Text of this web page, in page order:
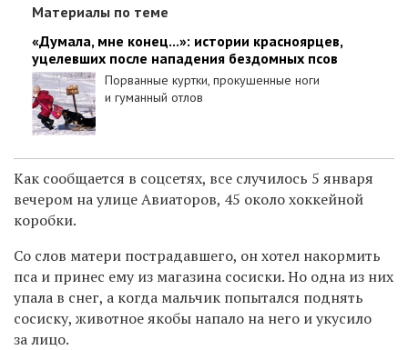
Материалы по теме
«Думала, мне конец...»: истории красноярцев,
уцелевших после нападения бездомных псов
Порванные куртки, прокушенные ноги
и гуманный отлов
Как сообщается в соцсетях, все случилось 5 января
вечером на улице Авиаторов, 45 около хоккейной
коробки.
Со слов матери пострадавшего, он хотел накормить
пса и принес ему из магазина сосиски. Но одна из них
упала в снег, а когда мальчик попытался поднять
сосиску, животное якобы напало на него и укусило
за лицо.